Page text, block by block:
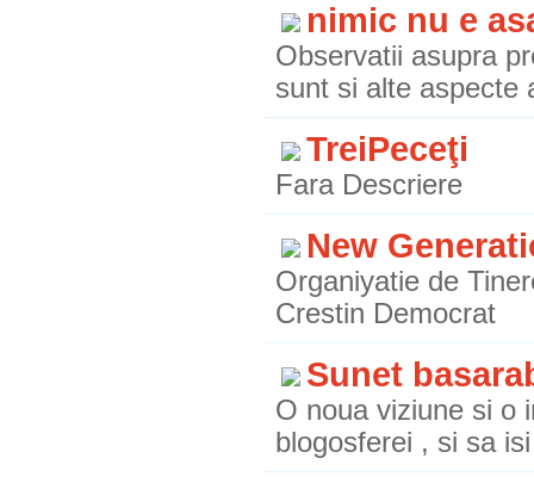
nimic nu e
Observatii asupra
sunt si alte aspecte
TreiPeceţi
Fara Descriere
New
Organiyatie de
Crestin Democrat
Sunet
O noua viziune si o
blogosferei , si sa